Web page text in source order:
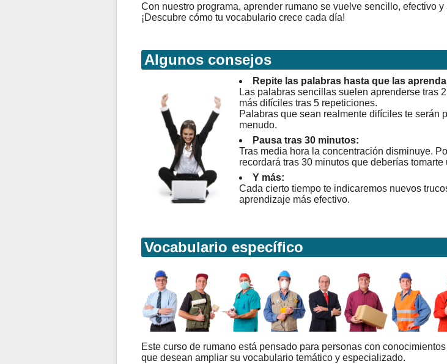
Con nuestro programa, aprender rumano se vuelve sencillo, efectivo y
¡Descubre cómo tu vocabulario crece cada día!
Algunos consejos
Repite las palabras hasta que las
Las palabras sencillas suelen aprenderse tras
más difíciles tras 5 repeticiones.
Palabras que sean realmente difíciles te serán
menudo.
Pausa tras 30 minutos:
Tras media hora la concentración disminuye.
recordará tras 30 minutos que deberías tomarte
Y más:
Cada cierto tiempo te indicaremos nuevos
aprendizaje más efectivo.
Vocabulario específico
Este curso de rumano está pensado para personas con
que desean ampliar su vocabulario temático y especializado.